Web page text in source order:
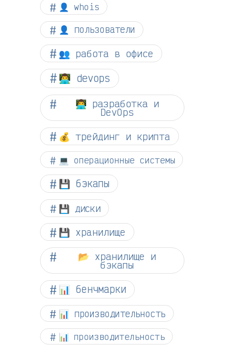
👤 whois
👤 пользователи
👥 работа в офисе
👨‍💻 devops
👨‍💻 разработка и
DevOps
💰 трейдинг и крипта
💻 операционные системы
💾 бэкапы
💾 диски
💾 хранилище
📂 хранилище и
бэкапы
📊 бенчмарки
📊 производительность
📊 производительность